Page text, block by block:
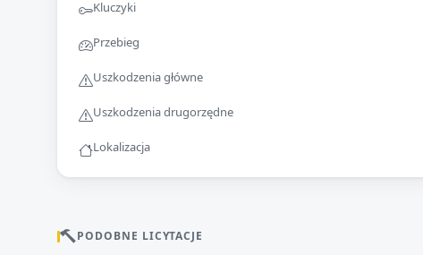
Kluczyki
Przebieg
Uszkodzenia główne
Uszkodzenia drugorzędne
Lokalizacja
PODOBNE LICYTACJE